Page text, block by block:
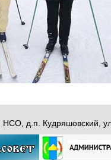
НСО, д.п. Кудряшовский,